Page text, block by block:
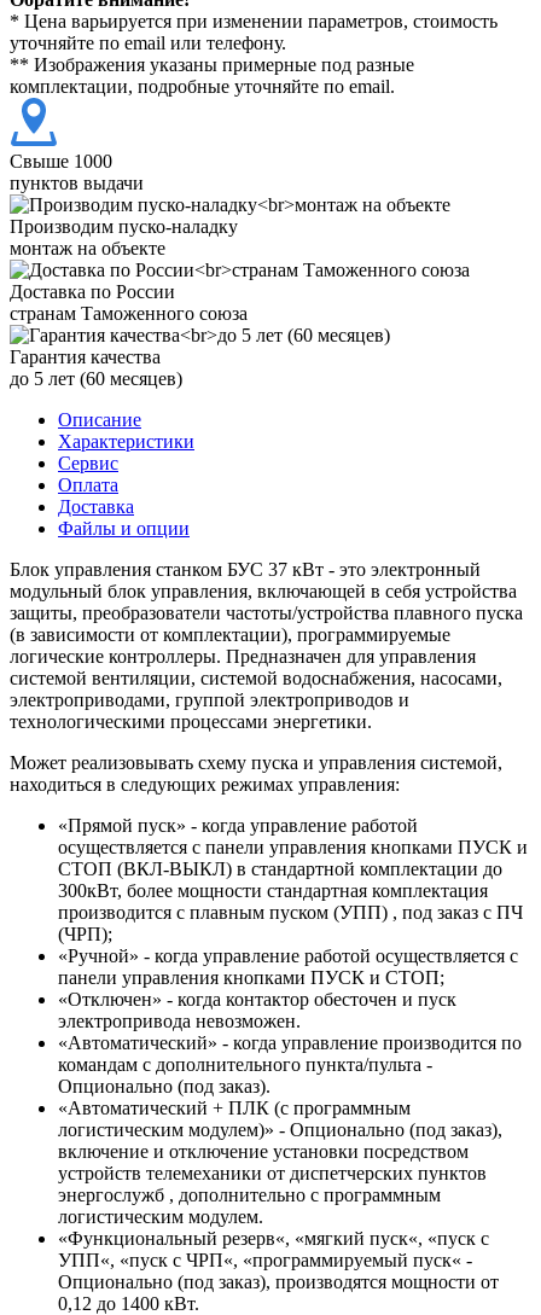
* Цена варьируется при изменении параметров, стоимость
уточняйте по email или телефону.
** Изображения указаны примерные под разные
комплектации, подробные уточняйте по email.
Свыше 1000
пунктов выдачи
Производим пуско-наладку
монтаж на объекте
Доставка по России
странам Таможенного союза
Гарантия качества
до 5 лет (60 месяцев)
Описание
Характеристики
Сервис
Оплата
Доставка
Файлы и опции
Блок управления станком БУС 37 кВт - это электронный
модульный блок управления, включающей в себя устройства
защиты, преобразователи частоты/устройства плавного пуска
(в зависимости от комплектации), программируемые
логические контроллеры. Предназначен для управления
системой вентиляции, системой водоснабжения, насосами,
электроприводами, группой электроприводов и
технологическими процессами энергетики.
Может реализовывать схему пуска и управления системой,
находиться в следующих режимах управления:
«Прямой пуск» - когда управление работой
осуществляется с панели управления кнопками ПУСК и
СТОП (ВКЛ-ВЫКЛ) в стандартной комплектации до
300кВт, более мощности стандартная комплектация
производится с плавным пуском (УПП) , под заказ с ПЧ
(ЧРП);
«Ручной» - когда управление работой осуществляется с
панели управления кнопками ПУСК и СТОП;
«Отключен» - когда контактор обесточен и пуск
электропривода невозможен.
«Автоматический» - когда управление производится по
командам с дополнительного пункта/пульта -
Опционально (под заказ).
«Автоматический + ПЛК (с программным
логистическим модулем)» - Опционально (под заказ),
включение и отключение установки посредством
устройств телемеханики от диспетчерских пунктов
энергослужб , дополнительно с программным
логистическим модулем.
«Функциональный резерв«, «мягкий пуск«, «пуск с
УПП«, «пуск с ЧРП«, «программируемый пуск« -
Опционально (под заказ), производятся мощности от
0,12 до 1400 кВт.